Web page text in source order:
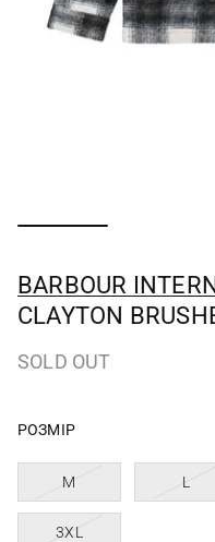
BARBOUR
CLAYTON
SOLD OUT
РОЗМІР
M L
3XL